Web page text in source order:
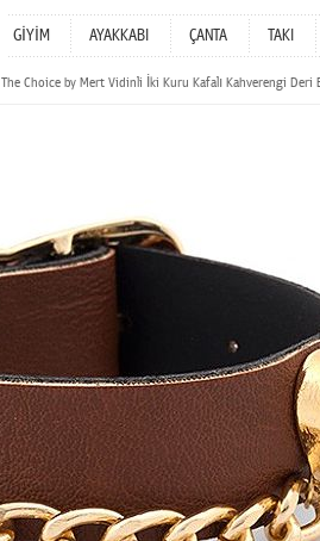
GİYİM AYAKKABI ÇANTA TAKI
The Choice by Mert Vidinli İki Kuru Kafalı Kahverengi Deri